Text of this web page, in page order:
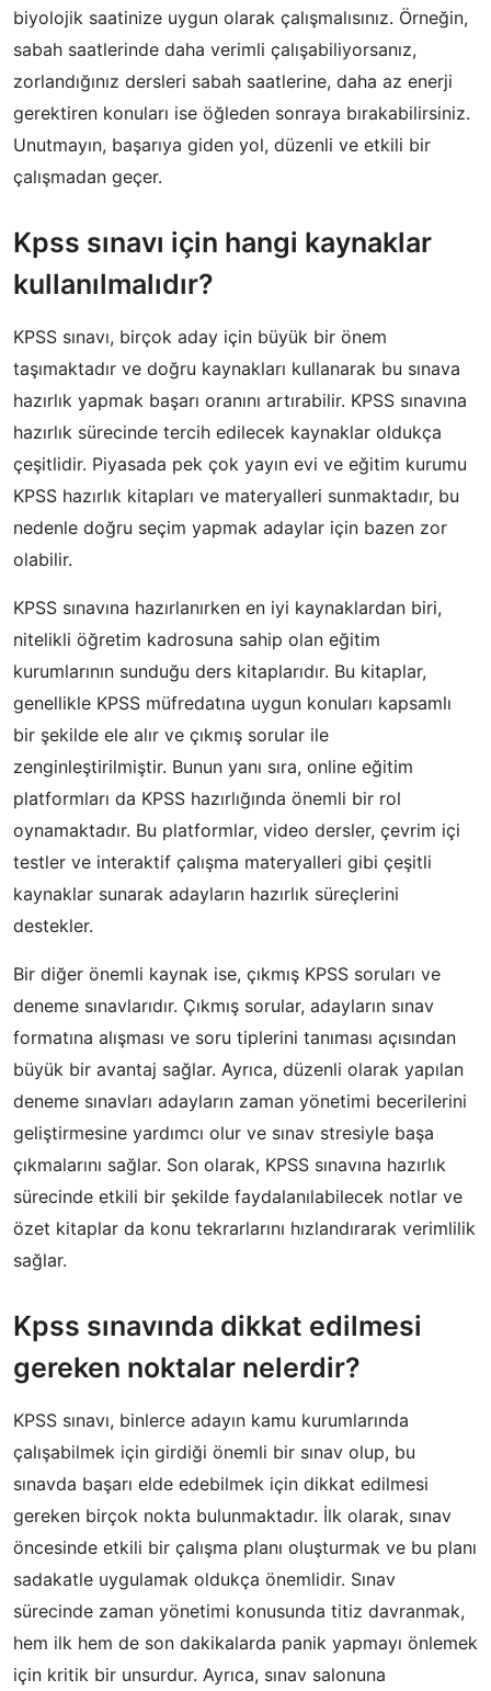
biyolojik saatinize uygun olarak çalışmalısınız. Örneğin,
sabah saatlerinde daha verimli çalışabiliyorsanız,
zorlandığınız dersleri sabah saatlerine, daha az enerji
gerektiren konuları ise öğleden sonraya bırakabilirsiniz.
Unutmayın, başarıya giden yol, düzenli ve etkili bir
çalışmadan geçer.
Kpss sınavı için hangi kaynaklar
kullanılmalıdır?
KPSS sınavı, birçok aday için büyük bir önem
taşımaktadır ve doğru kaynakları kullanarak bu sınava
hazırlık yapmak başarı oranını artırabilir. KPSS sınavına
hazırlık sürecinde tercih edilecek kaynaklar oldukça
çeşitlidir. Piyasada pek çok yayın evi ve eğitim kurumu
KPSS hazırlık kitapları ve materyalleri sunmaktadır, bu
nedenle doğru seçim yapmak adaylar için bazen zor
olabilir.
KPSS sınavına hazırlanırken en iyi kaynaklardan biri,
nitelikli öğretim kadrosuna sahip olan eğitim
kurumlarının sunduğu ders kitaplarıdır. Bu kitaplar,
genellikle KPSS müfredatına uygun konuları kapsamlı
bir şekilde ele alır ve çıkmış sorular ile
zenginleştirilmiştir. Bunun yanı sıra, online eğitim
platformları da KPSS hazırlığında önemli bir rol
oynamaktadır. Bu platformlar, video dersler, çevrim içi
testler ve interaktif çalışma materyalleri gibi çeşitli
kaynaklar sunarak adayların hazırlık süreçlerini
destekler.
Bir diğer önemli kaynak ise, çıkmış KPSS soruları ve
deneme sınavlarıdır. Çıkmış sorular, adayların sınav
formatına alışması ve soru tiplerini tanıması açısından
büyük bir avantaj sağlar. Ayrıca, düzenli olarak yapılan
deneme sınavları adayların zaman yönetimi becerilerini
geliştirmesine yardımcı olur ve sınav stresiyle başa
çıkmalarını sağlar. Son olarak, KPSS sınavına hazırlık
sürecinde etkili bir şekilde faydalanılabilecek notlar ve
özet kitaplar da konu tekrarlarını hızlandırarak verimlilik
sağlar.
Kpss sınavında dikkat edilmesi
gereken noktalar nelerdir?
KPSS sınavı, binlerce adayın kamu kurumlarında
çalışabilmek için girdiği önemli bir sınav olup, bu
sınavda başarı elde edebilmek için dikkat edilmesi
gereken birçok nokta bulunmaktadır. İlk olarak, sınav
öncesinde etkili bir çalışma planı oluşturmak ve bu planı
sadakatle uygulamak oldukça önemlidir. Sınav
sürecinde zaman yönetimi konusunda titiz davranmak,
hem ilk hem de son dakikalarda panik yapmayı önlemek
için kritik bir unsurdur. Ayrıca, sınav salonuna